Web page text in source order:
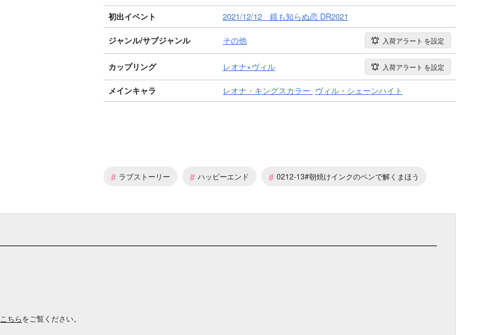
初出イベント
2021/12/12 鏡も知らぬ恋 DR2021
ジャンル/サブジャンル その他 入荷アラート を設定
カップリング レオナ×ヴィル 入荷アラート を設定
メインキャラ レオナ・キングスカラー ヴィル・シェーンハイト
# ラブストーリー # ハッピーエンド # 0212-13#朝焼けインクのペンで解くまほう
こちらをご覧ください。